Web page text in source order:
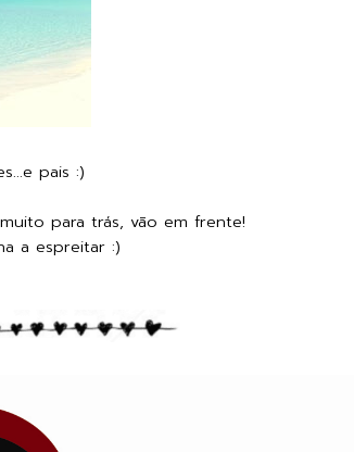
pais :)
vão em frente!
a espreitar :)